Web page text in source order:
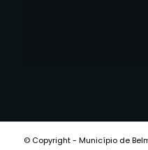
© Copyright - Município de